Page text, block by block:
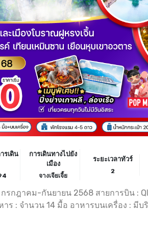
รเดิน
การเดินทางไปยัง
เมือง
จางเจียเจี้ย
ระยะเวลาทัวร์
2
รกฎาคม-กันยายน 2568 สายการบิน :
ำนวน 14 มื้อ อาหารบนเครื่อง : มีบริการ โรงแร